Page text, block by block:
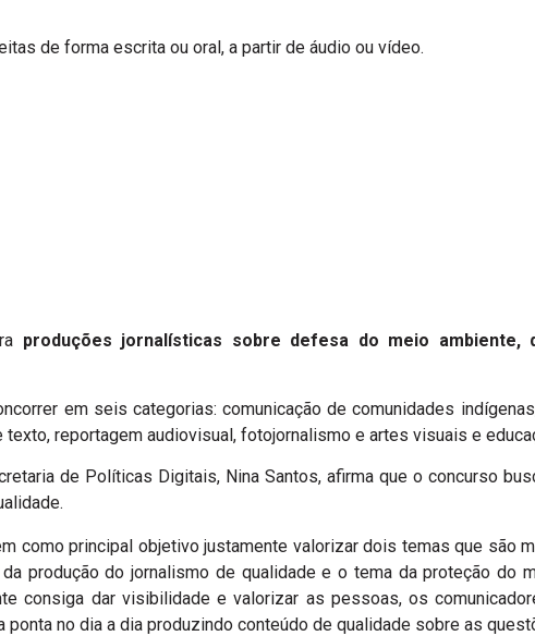
de forma escrita ou oral, a partir de áudio ou vídeo.
produções jornalísticas sobre defesa do meio ambiente,
em seis categorias: comunicação de comunidades
reportagem audiovisual, fotojornalismo e artes visuais e
de Políticas Digitais, Nina Santos, afirma que o concurso
como principal objetivo justamente valorizar dois temas que são
produção do jornalismo de qualidade e o tema da proteção do
consiga dar visibilidade e valorizar as pessoas, os
ponta no dia a dia produzindo conteúdo de qualidade sobre as